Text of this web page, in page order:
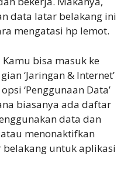
data latar belakang ini
mengatasi hp lemot.
bisa masuk ke
‘Jaringan & Internet’
‘Penggunaan Data’
biasanya ada daftar
data dan
menonaktifkan
untuk aplikasi